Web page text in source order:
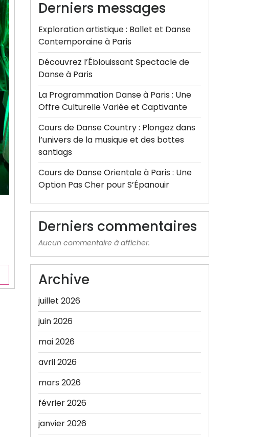
Derniers messages
Exploration artistique : Ballet et Danse
Contemporaine à Paris
Découvrez l’Éblouissant Spectacle de
Danse à Paris
La Programmation Danse à Paris : Une
Offre Culturelle Variée et Captivante
Cours de Danse Country : Plongez dans
l’univers de la musique et des bottes
santiags
Cours de Danse Orientale à Paris : Une
Option Pas Cher pour S’Épanouir
Derniers commentaires
Aucun commentaire à afficher.
Archive
juillet 2026
juin 2026
mai 2026
avril 2026
mars 2026
février 2026
janvier 2026